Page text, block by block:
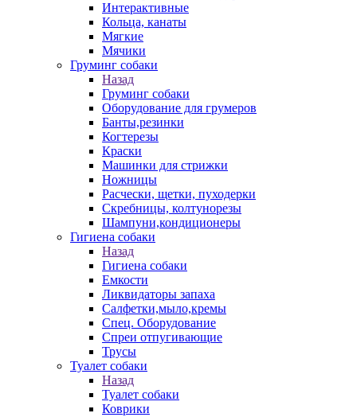
Интерактивные
Кольца, канаты
Мягкие
Мячики
Груминг собаки
Назад
Груминг собаки
Оборудование для грумеров
Банты,резинки
Когтерезы
Краски
Машинки для стрижки
Ножницы
Расчески, щетки, пуходерки
Скребницы, колтунорезы
Шампуни,кондиционеры
Гигиена собаки
Назад
Гигиена собаки
Емкости
Ликвидаторы запаха
Салфетки,мыло,кремы
Спец. Оборудование
Спреи отпугивающие
Трусы
Туалет собаки
Назад
Туалет собаки
Коврики